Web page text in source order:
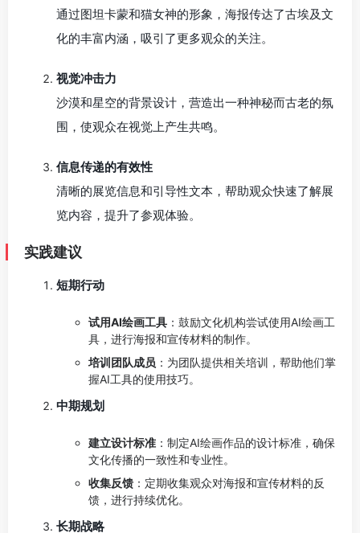
通过图坦卡蒙和猫女神的形象，海报传达了古埃及文
化的丰富内涵，吸引了更多观众的关注。
视觉冲击力
沙漠和星空的背景设计，营造出一种神秘而古老的氛
围，使观众在视觉上产生共鸣。
信息传递的有效性
清晰的展览信息和引导性文本，帮助观众快速了解展
览内容，提升了参观体验。
实践建议
短期行动
试用AI绘画工具 ：鼓励文化机构尝试使用AI绘画工
具，进行海报和宣传材料的制作。
培训团队成员 ：为团队提供相关培训，帮助他们掌
握AI工具的使用技巧。
中期规划
建立设计标准 ：制定AI绘画作品的设计标准，确保
文化传播的一致性和专业性。
收集反馈 ：定期收集观众对海报和宣传材料的反
馈，进行持续优化。
长期战略